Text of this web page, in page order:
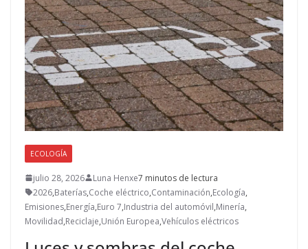
ECOLOGÍA
julio 28, 2026 Luna Henxe7 minutos de lectura
2026,Baterías,Coche eléctrico,Contaminación,Ecología,
Emisiones,Energía,Euro 7,Industria del automóvil,Minería,
Movilidad,Reciclaje,Unión Europea,Vehículos eléctricos